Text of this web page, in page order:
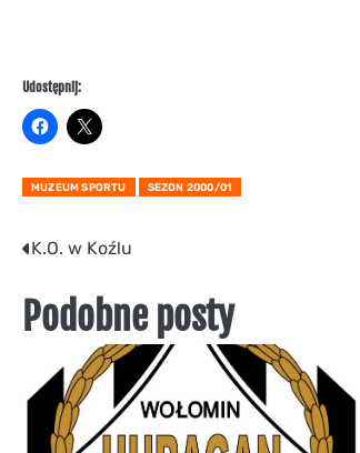
Udostępnij:
MUZEUM SPORTU SEZON 2000/01
Nawigacja
wpisu
K.O. w Koźlu
Podobne posty